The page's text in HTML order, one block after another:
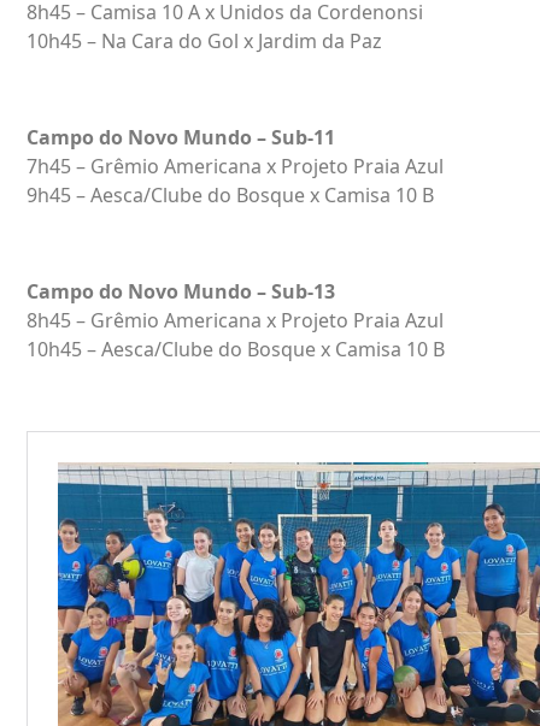
8h45 – Camisa 10 A x Unidos da Cordenonsi
10h45 – Na Cara do Gol x Jardim da Paz
Campo do Novo Mundo – Sub-11
7h45 – Grêmio Americana x Projeto Praia Azul
9h45 – Aesca/Clube do Bosque x Camisa 10 B
Campo do Novo Mundo – Sub-13
8h45 – Grêmio Americana x Projeto Praia Azul
10h45 – Aesca/Clube do Bosque x Camisa 10 B